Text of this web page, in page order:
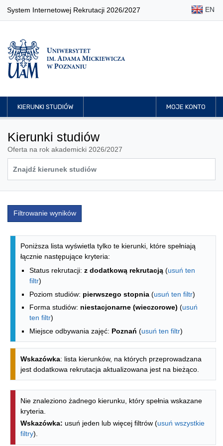
System Internetowej Rekrutacji 2026/2027 EN
KIERUNKI STUDIÓW MOJE KONTO
Kierunki studiów
Oferta na rok akademicki 2026/2027
Filtrowanie wyników
Lista kierunków - indeks alfabetyczny
Poniższa lista wyświetla tylko te kierunki, które spełniają
łącznie następujące kryteria:
Status rekrutacji: z dodatkową rekrutacją (usuń ten
filtr)
Poziom studiów: pierwszego stopnia (usuń ten filtr)
Forma studiów: niestacjonarne (wieczorowe) (usuń
ten filtr)
Miejsce odbywania zajęć: Poznań (usuń ten filtr)
Wskazówka: lista kierunków, na których przeprowadzana
jest dodatkowa rekrutacja aktualizowana jest na bieżąco.
Nie znaleziono żadnego kierunku, który spełnia wskazane
kryteria.
Wskazówka: usuń jeden lub więcej filtrów (usuń wszystkie
filtry).